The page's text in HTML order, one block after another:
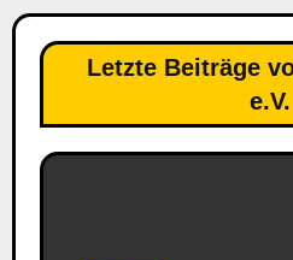
Letzte Beiträge
e.V.